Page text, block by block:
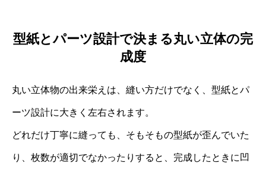
型紙とパーツ設計で決まる丸い立体の完
成度
丸い立体物の出来栄えは、縫い方だけでなく、型紙とパ
ーツ設計に大きく左右されます。
どれだけ丁寧に縫っても、そもそもの型紙が歪んでいた
り、枚数が適切でなかったりすると、完成したときに凹